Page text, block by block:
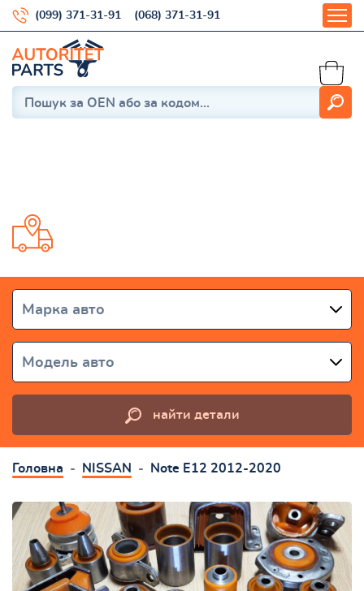
(099) 371-31-91 (068) 371-31-91
Марка авто
Модель авто
найти детали
Головна NISSAN Note E12 2012-2020